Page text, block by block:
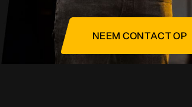
NEEM CONTACT OP